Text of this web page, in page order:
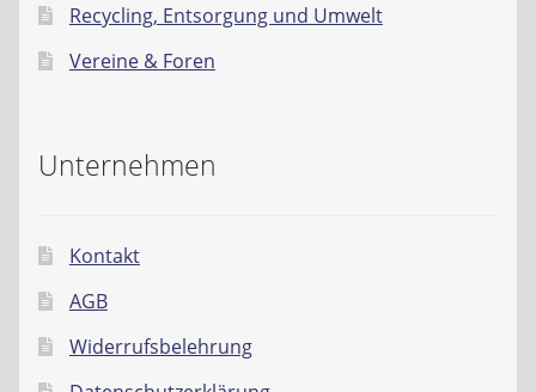
Recycling, Entsorgung und Umwelt
Vereine & Foren
Unternehmen
Kontakt
AGB
Widerrufsbelehrung